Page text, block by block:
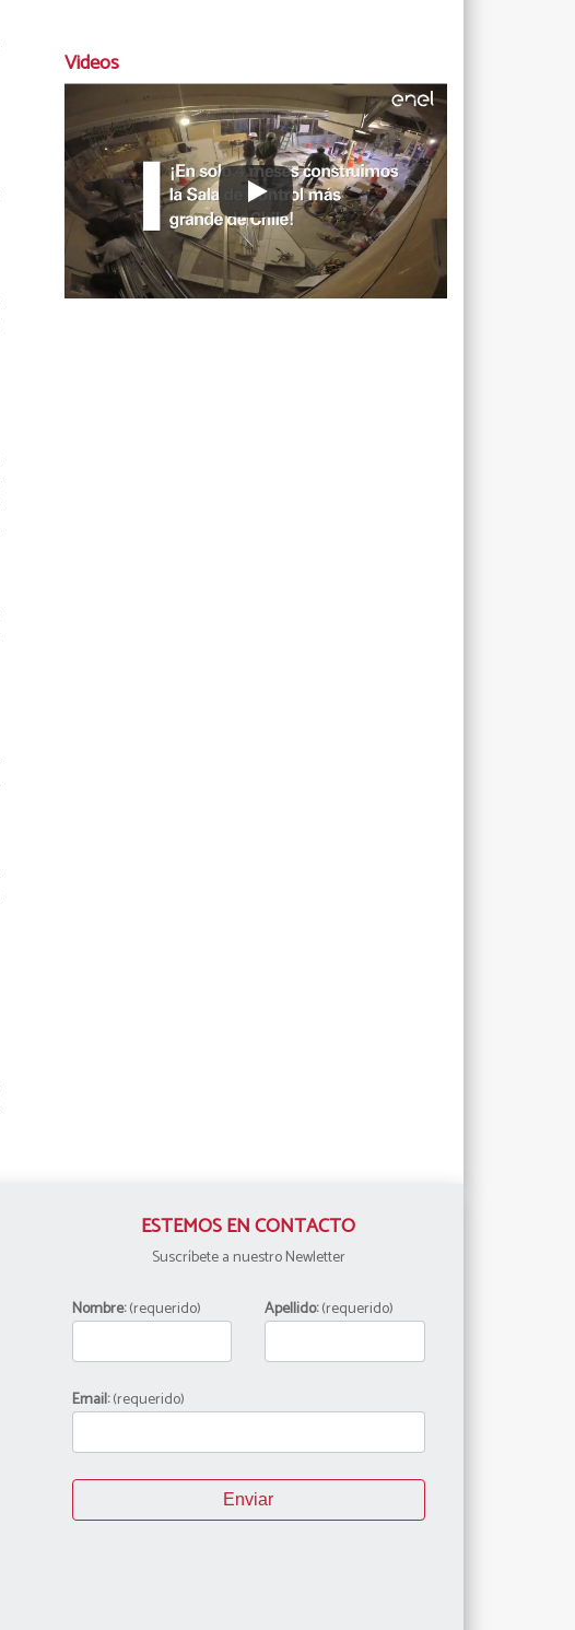
Videos
ESTEMOS EN CONTACTO
Suscríbete a nuestro Newletter
Nombre:(requerido) Apellido:(requerido)
Email:(requerido)